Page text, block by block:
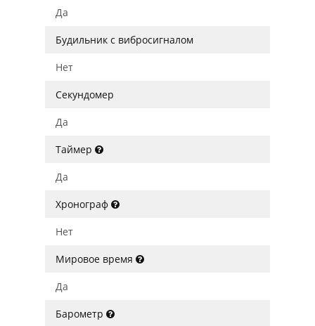
Да
Будильник с вибросигналом
Нет
Секундомер
Да
Таймер
Да
Хронограф
Нет
Мировое время
Да
Барометр